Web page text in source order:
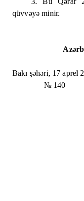
qüvvəyə minir.
Bakı şəhəri, 17 aprel
№ 140